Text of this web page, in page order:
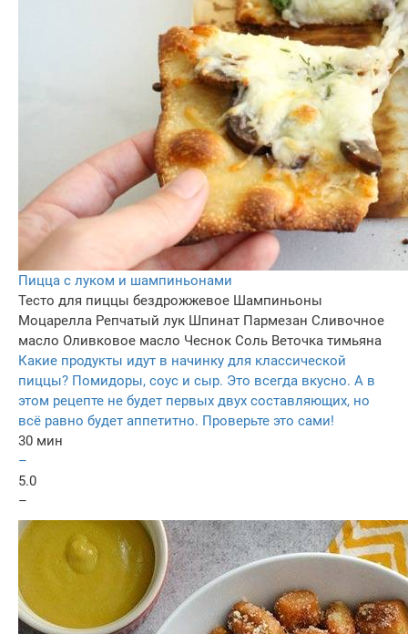
Пицца с луком и шампиньонами
Тесто для пиццы бездрожжевое Шампиньоны
Моцарелла Репчатый лук Шпинат Пармезан Сливочное
масло Оливковое масло Чеснок Соль Веточка тимьяна
Какие продукты идут в начинку для классической
пиццы? Помидоры, соус и сыр. Это всегда вкусно. А в
этом рецепте не будет первых двух составляющих, но
всё равно будет аппетитно. Проверьте это сами!
30 мин
–
5.0
–